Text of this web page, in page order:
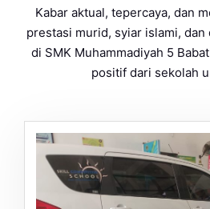
Kabar aktual, tepercaya, dan
prestasi murid, syiar islami, dan
di SMK Muhammadiyah 5
positif dari sekolah